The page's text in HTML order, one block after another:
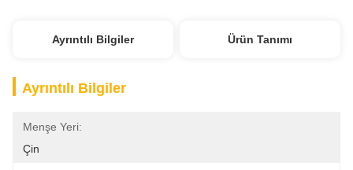
Ayrıntılı Bilgiler Ürün Tanımı
Ayrıntılı Bilgiler
Menşe Yeri:
Çin